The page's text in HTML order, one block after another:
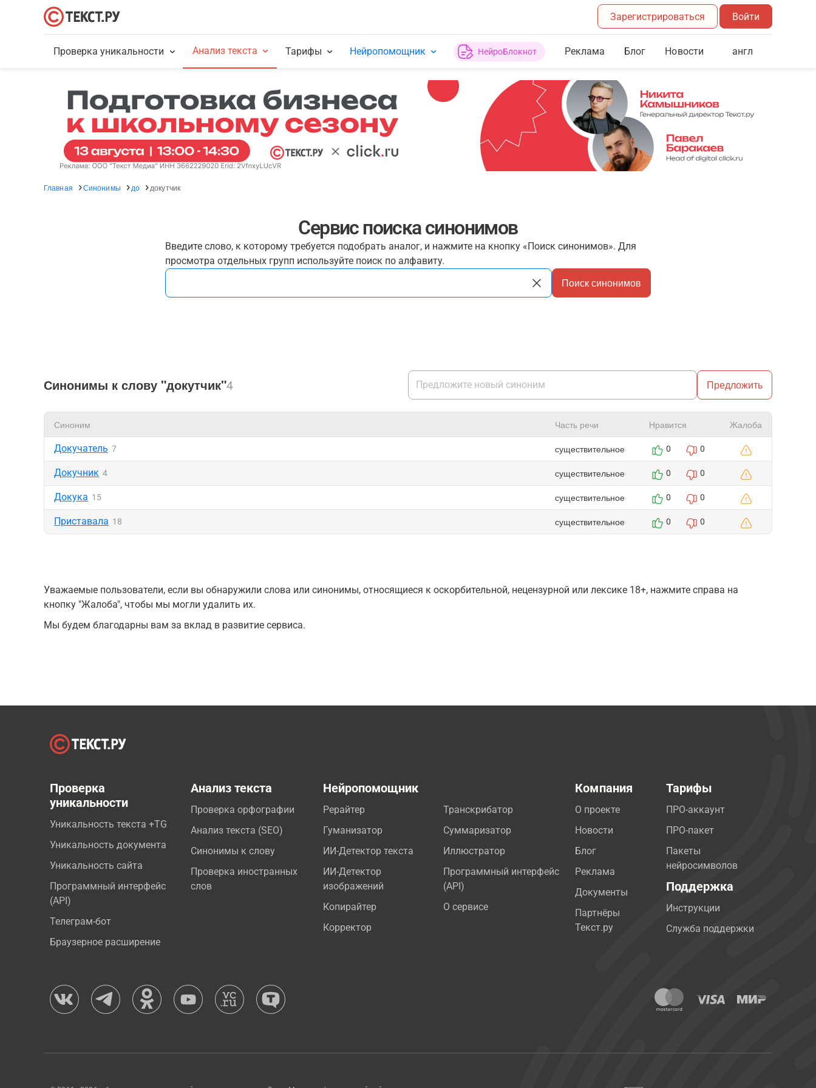
Зарегистрироваться Войти
Проверка уникальности Анализ текста Тарифы Нейропомощник НейроБлокнот Реклама Блог Новости англ
Главная Синонимы до докутчик
Сервис поиска синонимов
Введите слово, к которому требуется подобрать аналог, и нажмите на кнопку «Поиск синонимов». Для
просмотра отдельных групп используйте поиск по алфавиту.
Поиск синонимов
Синонимы к слову "докутчик"4 Предложить
Синоним Часть речи Нравится Жалоба
Докучатель 7 существительное 0 0
Докучник 4 существительное 0 0
Докука 15 существительное 0 0
Приставала 18 существительное 0 0
Уважаемые пользователи, если вы обнаружили слова или синонимы, относящиеся к оскорбительной, нецензурной или лексике 18+, нажмите справа на
кнопку "Жалоба", чтобы мы могли удалить их.
Мы будем благодарны вам за вклад в развитие сервиса.
Проверка
уникальности
Уникальность текста +TG
Уникальность документа
Уникальность сайта
Программный интерфейс
(API)
Телеграм-бот
Браузерное расширение
Анализ текста
Проверка орфографии
Анализ текста (SEO)
Синонимы к слову
Проверка иностранных
слов
Нейропомощник
Рерайтер
Гуманизатор
ИИ-Детектор текста
ИИ-Детектор
изображений
Копирайтер
Корректор
Транскрибатор
Суммаризатор
Иллюстратор
Программный интерфейс
(API)
О сервисе
Компания
О проекте
Новости
Блог
Реклама
Документы
Партнёры
Текст.ру
Тарифы
ПРО-аккаунт
ПРО-пакет
Пакеты
нейросимволов
Поддержка
Инструкции
Служба поддержки